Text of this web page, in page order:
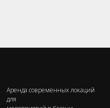
Аренда современных локаций
для